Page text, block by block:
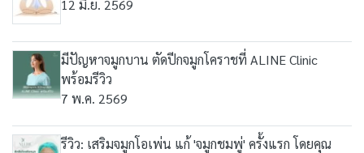
12 มิ.ย. 2569
มีปัญหาจมูกบาน ตัดปีกจมูกโคราชที่ ALINE Clinic
พร้อมรีวิว
7 พ.ค. 2569
รีวิว: เสริมจมูกโอเพ่น แก้ 'จมูกชมพู่' ครั้งแรก โดยคุณ